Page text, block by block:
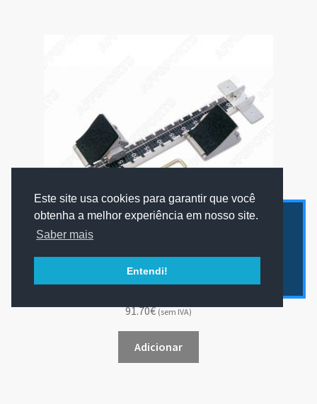
Este site usa cookies para garantir que você
obtenha a melhor experiência em nosso site.
Saber mais
Entendi!
Bloco Partida Alumínio
91.70€ (sem IVA)
Adicionar
Apenas enviamos mercadorias para Portugal
Continental ou Ilhas.
Contacte-nos para mais informação.